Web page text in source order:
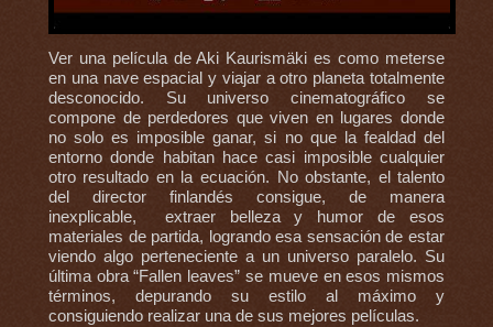
Ver una película de Aki Kaurismäki es como meterse
en una nave espacial y viajar a otro planeta totalmente
desconocido. Su universo cinematográfico se
compone de perdedores que viven en lugares donde
no solo es imposible ganar, si no que la fealdad del
entorno donde habitan hace casi imposible cualquier
otro resultado en la ecuación. No obstante, el talento
del director finlandés consigue, de manera
inexplicable, extraer belleza y humor de esos
materiales de partida, logrando esa sensación de estar
viendo algo perteneciente a un universo paralelo. Su
última obra “Fallen leaves” se mueve en esos mismos
términos, depurando su estilo al máximo y
consiguiendo realizar una de sus mejores películas.